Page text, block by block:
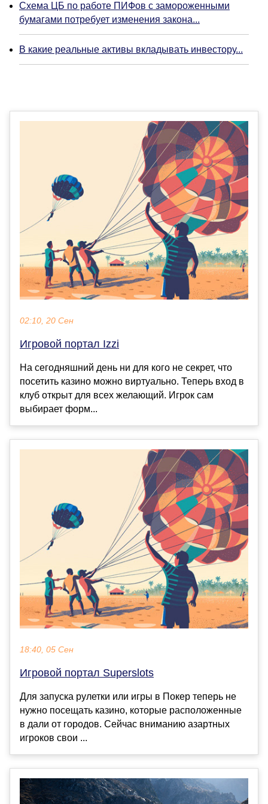
Схема ЦБ по работе ПИФов с замороженными
бумагами потребует изменения закона...
В какие реальные активы вкладывать инвестору...
02:10, 20 Сен
Игровой портал Izzi
На сегодняшний день ни для кого не секрет, что
посетить казино можно виртуально. Теперь вход в
клуб открыт для всех желающий. Игрок сам
выбирает форм...
18:40, 05 Сен
Игровой портал Superslots
Для запуска рулетки или игры в Покер теперь не
нужно посещать казино, которые расположенные
в дали от городов. Сейчас вниманию азартных
игроков свои ...